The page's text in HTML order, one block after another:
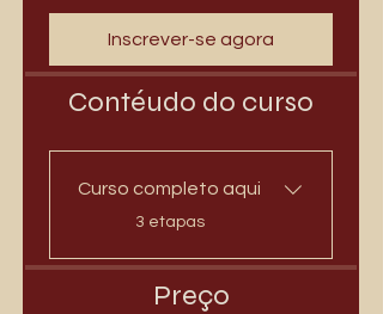
Inscrever-se agora
Contéudo do curso
Curso completo aqui
.
3 etapas
Preço